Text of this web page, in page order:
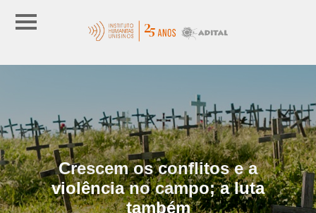
Crescem os conflitos e a
violência no campo; a luta
também